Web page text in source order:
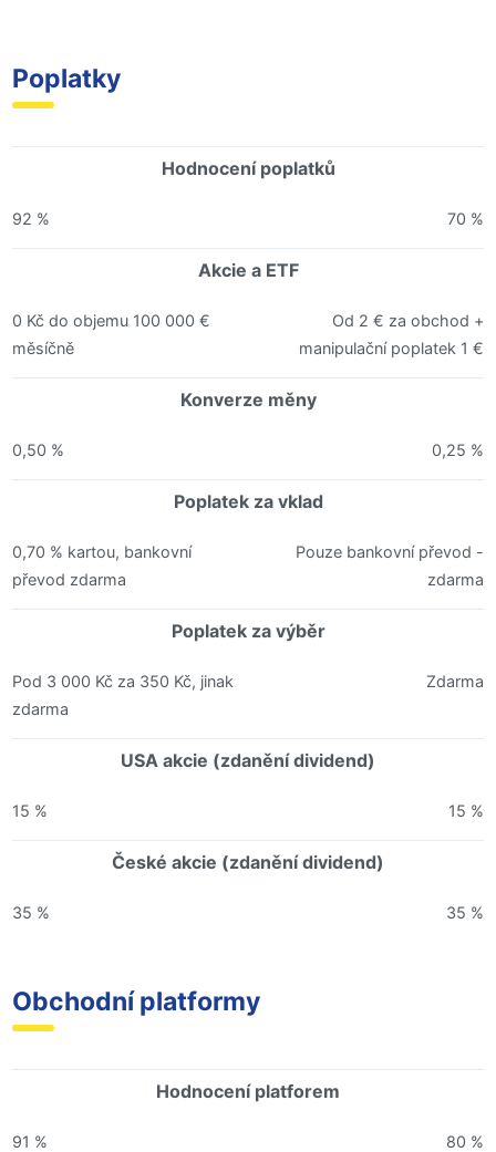
Poplatky
Hodnocení poplatků
92 % 70 %
Akcie a ETF
0 Kč do objemu 100 000 €
měsíčně
Od 2 € za obchod +
manipulační poplatek 1 €
Konverze měny
0,50 % 0,25 %
Poplatek za vklad
0,70 % kartou, bankovní
převod zdarma
Pouze bankovní převod -
zdarma
Poplatek za výběr
Pod 3 000 Kč za 350 Kč, jinak
zdarma
Zdarma
USA akcie (zdanění dividend)
15 % 15 %
České akcie (zdanění dividend)
35 % 35 %
Obchodní platformy
Hodnocení platforem
91 % 80 %